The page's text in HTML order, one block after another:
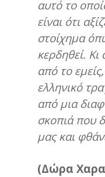
αυτό το
είναι ότι
στοίχημα
κερδηθεί. Κι
από το
ελληνικό
από μια
σκοπιά που
μας και
(Δώρα